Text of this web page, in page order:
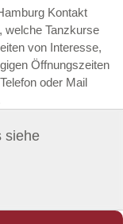
Kontakt
welche Tanzkurse
von Interesse,
Öffnungszeiten
oder Mail
siehe